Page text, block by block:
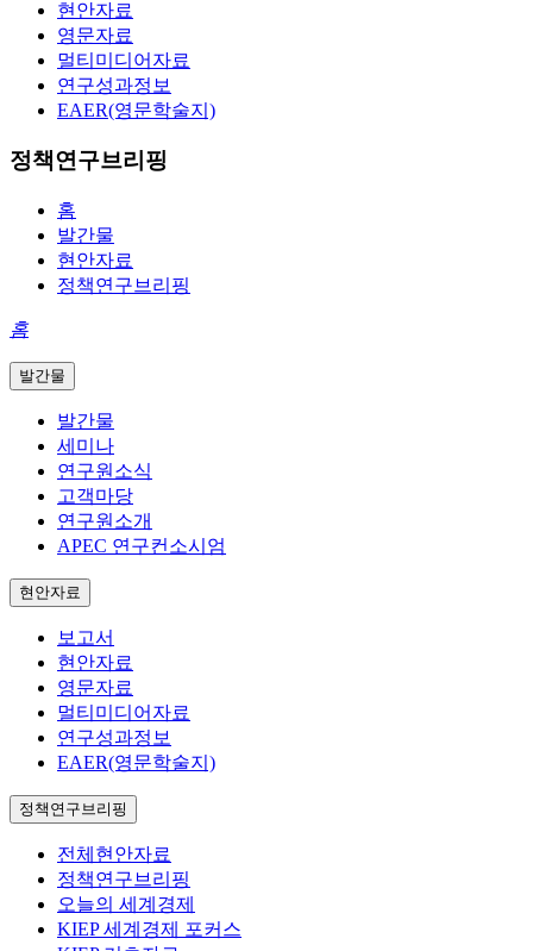
현안자료
영문자료
멀티미디어자료
연구성과정보
EAER(영문학술지)
정책연구브리핑
홈
발간물
현안자료
정책연구브리핑
홈
발간물
발간물
세미나
연구원소식
고객마당
연구원소개
APEC 연구컨소시엄
현안자료
보고서
현안자료
영문자료
멀티미디어자료
연구성과정보
EAER(영문학술지)
정책연구브리핑
전체현안자료
정책연구브리핑
오늘의 세계경제
KIEP 세계경제 포커스